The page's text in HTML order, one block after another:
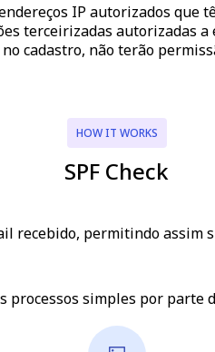
IP autorizados que
terceirizadas autorizadas
cadastro, não terão
HOW IT WORKS
SPF Check
recebido, permitindo
processos simples por parte